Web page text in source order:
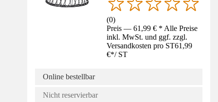
(0)
Preis — 61,99 € * Alle Preise
inkl. MwSt. und ggf. zzgl.
Versandkosten pro ST61,99
€*/ ST
Online bestellbar
Nicht reservierbar